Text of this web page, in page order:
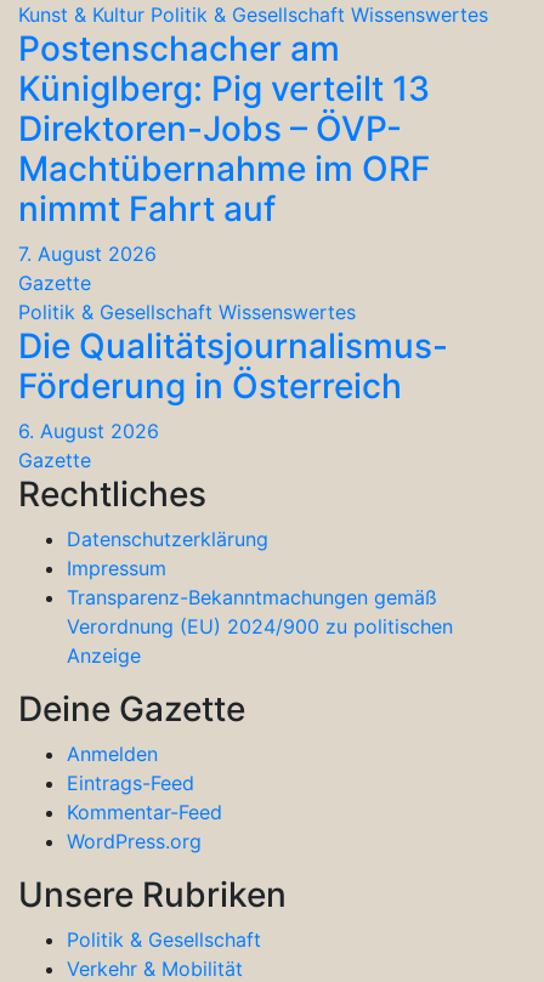
Kunst & Kultur Politik & Gesellschaft Wissenswertes
Postenschacher am
Küniglberg: Pig verteilt 13
Direktoren-Jobs – ÖVP-
Machtübernahme im ORF
nimmt Fahrt auf
7. August 2026
Gazette
Politik & Gesellschaft Wissenswertes
Die Qualitätsjournalismus-
Förderung in Österreich
6. August 2026
Gazette
Rechtliches
Datenschutzerklärung
Impressum
Transparenz-Bekanntmachungen gemäß
Verordnung (EU) 2024/900 zu politischen
Anzeige
Deine Gazette
Anmelden
Eintrags-Feed
Kommentar-Feed
WordPress.org
Unsere Rubriken
Politik & Gesellschaft
Verkehr & Mobilität